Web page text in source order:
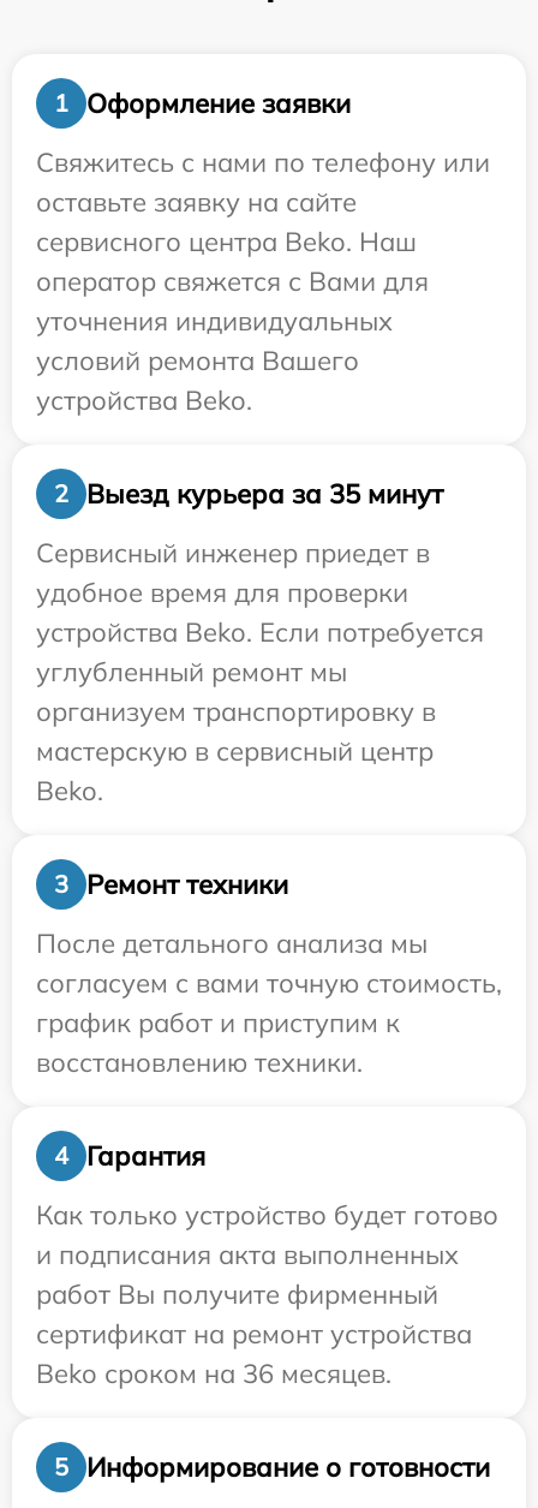
1
Оформление заявки
Свяжитесь с нами по телефону или
оставьте заявку на сайте
сервисного центра Beko. Наш
оператор свяжется с Вами для
уточнения индивидуальных
условий ремонта Вашего
устройства Beko.
2
Выезд курьера за 35 минут
Сервисный инженер приедет в
удобное время для проверки
устройства Beko. Если потребуется
углубленный ремонт мы
организуем транспортировку в
мастерскую в сервисный центр
Beko.
3
Ремонт техники
После детального анализа мы
согласуем с вами точную стоимость,
график работ и приступим к
восстановлению техники.
4
Гарантия
Как только устройство будет готово
и подписания акта выполненных
работ Вы получите фирменный
сертификат на ремонт устройства
Beko сроком на 36 месяцев.
5
Информирование о готовности